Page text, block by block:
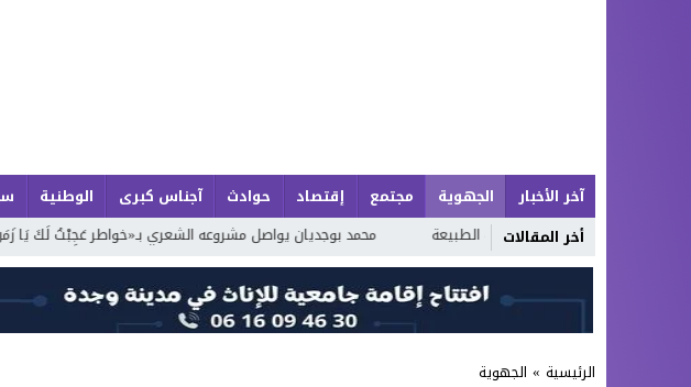
آخر الأخبار الجهوية مجتمع إقتصاد حوادث آجناس كبرى الوطنية
أخر المقالاتوروعة الطبيعة محمد بوجديان يواصل مشروعه الشعري بـ«خواطر عَجِبْتُ لَكَ يَا زَمَن»… الجزء الرابع
الرئيسية » الجهوية